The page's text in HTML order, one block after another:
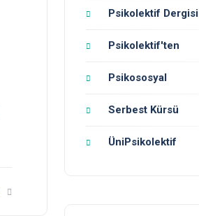
Psikolektif Dergisi
Psikolektif'ten
Psikososyal
Serbest Kürsü
ÜniPsikolektif